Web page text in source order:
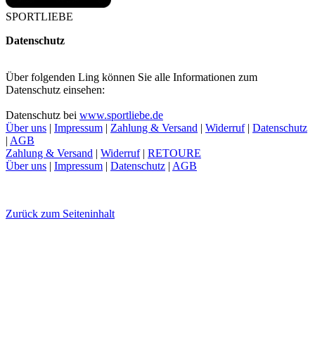
SPORTLIEBE
Datenschutz
Über folgenden Ling können Sie alle Informationen zum
Datenschutz einsehen:
Datenschutz bei www.sportliebe.de
Über uns | Impressum | Zahlung & Versand | Widerruf| Datenschutz
| AGB
Zahlung & Versand | Widerruf | RETOURE
Über uns | Impressum | Datenschutz | AGB
Zurück zum Seiteninhalt